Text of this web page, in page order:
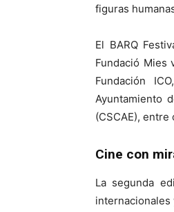
figuras
El BARQ
Fundació Mies
Fundación
Ayuntamiento
(CSCAE), entre
Cine con
La segunda
internacionales